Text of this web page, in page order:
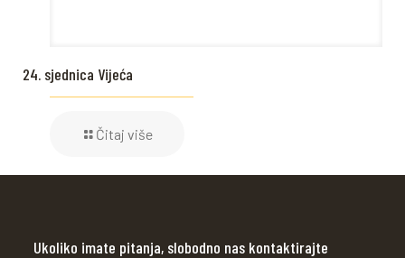
24. sjednica Vijeća
Čitaj više
Ukoliko imate pitanja, slobodno nas kontaktirajte